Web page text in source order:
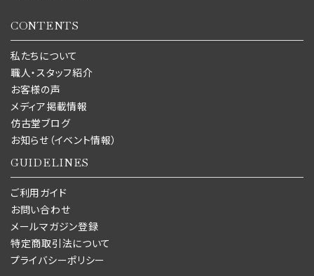
CONTENTS
私たちについて
職人・スタッフ紹介
お客様の声
メディア掲載情報
仿古堂ブログ
お知らせ（イベント情報）
GUIDELINES
ご利用ガイド
お問い合わせ
メールマガジン登録
特定商取引法について
プライバシーポリシー